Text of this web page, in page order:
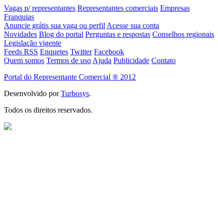
Vagas p/ representantes Representantes comerciais Empresas
Franquias
Anuncie grátis sua vaga ou perfil Acesse sua conta
Novidades Blog do portal Perguntas e respostas Conselhos regionais
Legislação vigente
Feeds RSS Enquetes Twitter Facebook
Quem somos Termos de uso Ajuda Publicidade Contato
Portal do Representante Comercial ® 2012
Desenvolvido porTurbosys.
Todos os direitos reservados.